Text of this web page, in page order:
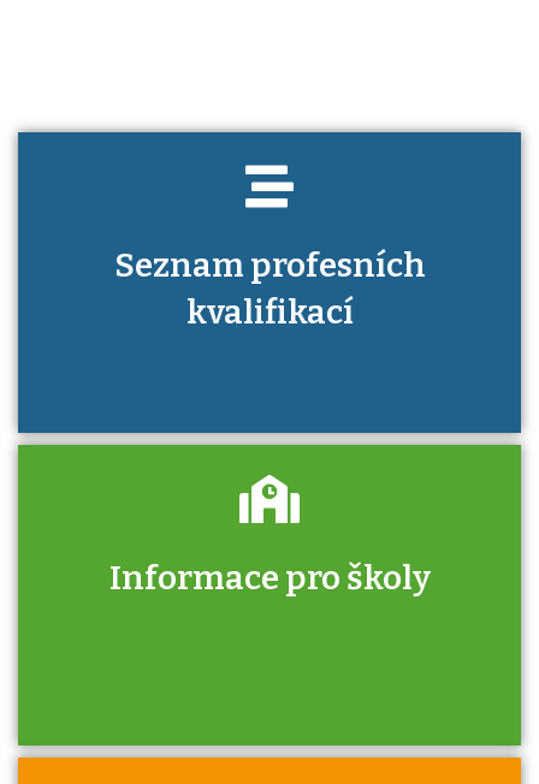
Seznam profesních
kvalifikací
Informace pro školy
Zjistěte, jak se přihlásit ke zkoušce a kde